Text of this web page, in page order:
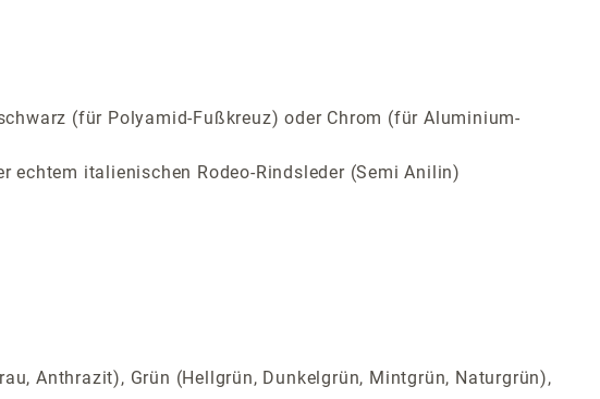
(für Polyamid-Fußkreuz) oder Chrom (für Aluminium-
italienischen Rodeo-Rindsleder (Semi Anilin)
Anthrazit), Grün (Hellgrün, Dunkelgrün, Mintgrün, Naturgrün),